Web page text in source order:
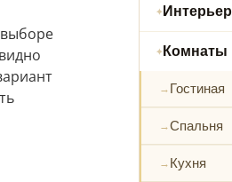
Интерьер
Комнаты
Гостиная
Спальня
Кухня